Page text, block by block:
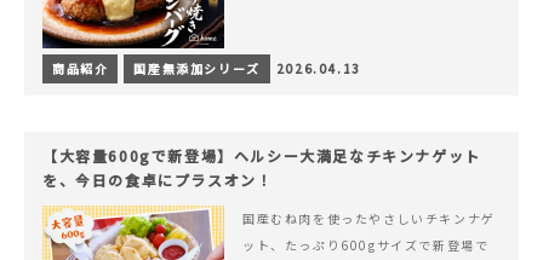
商品紹介 国産無添加シリーズ 2026.04.13
【大容量600gで新登場】ヘルシー大満足なチキンナゲット
を、今日の食卓にプラスオン！
国産むね肉を使ったやさしいチキンナゲ
ット、たっぷり600gサイズで新登場で